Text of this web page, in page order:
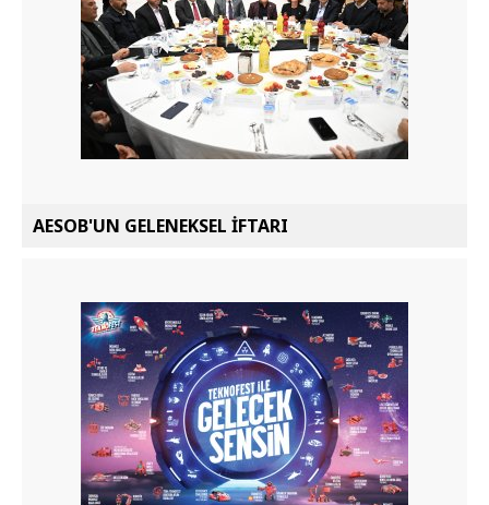
AESOB'UN GELENEKSEL İFTARI